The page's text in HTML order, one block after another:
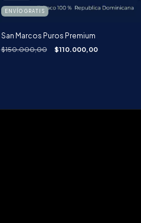
ENVÍO GRATIS
San Marcos Puros Premium
$150.000,00 $110.000,00